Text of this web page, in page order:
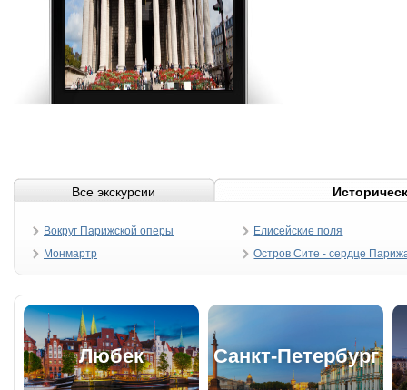
Все экскурсии
Вокруг Парижской оперы
Елисейские поля
Монмартр
Остров Сите - сердце
Любек Санкт-Петербург